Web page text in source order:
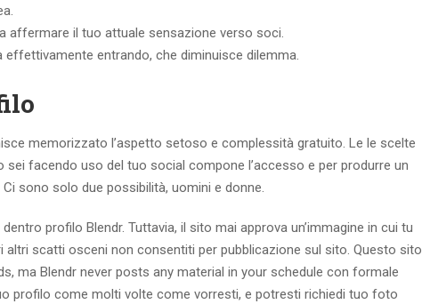
affermare il tuo attuale sensazione verso soci.
entrando, che diminuisce dilemma.
memorizzato l’aspetto setoso e complessità gratuito. Le le scelte
facendo uso del tuo social compone l’accesso e per produrre un
sono solo due possibilità, uomini e donne.
profilo Blendr. Tuttavia, il sito mai approva un’immagine in cui tu
scatti osceni non consentiti per pubblicazione sul sito. Questo sito
ma Blendr never posts any material in your schedule con formale
profilo come molti volte come vorresti, e potresti richiedi tuo foto